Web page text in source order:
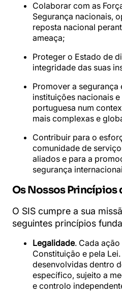
Colaborar com as
Segurança nacionais,
reposta nacional
ameaça;
Proteger o Estado de
integridade das suas
Promover a segurança
instituições nacionais
portuguesa num
mais complexas e
Contribuir para o
comunidade de
aliados e para a
segurança
Os Nossos Princípios
O SIS cumpre a sua
seguintes princípios
Legalidade. Cada
Constituição e pela
desenvolvidas dentro
específico, sujeito a
e controlo